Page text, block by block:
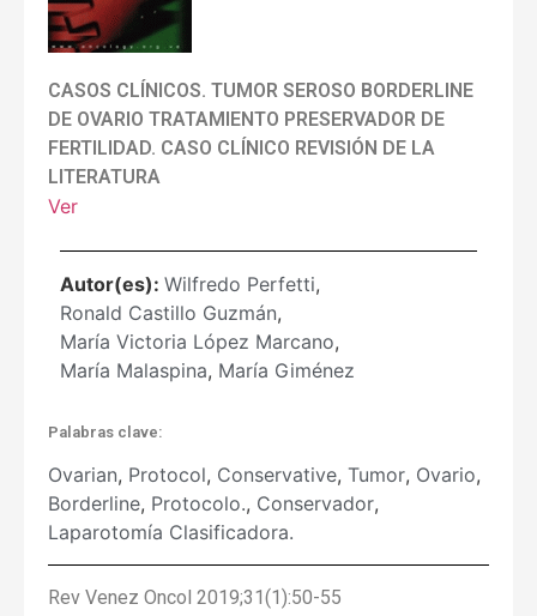
CASOS CLÍNICOS. TUMOR SEROSO BORDERLINE
DE OVARIO TRATAMIENTO PRESERVADOR DE
FERTILIDAD. CASO CLÍNICO REVISIÓN DE LA
LITERATURA
Ver
Autor(es): Wilfredo Perfetti,
Ronald Castillo Guzmán,
María Victoria López Marcano,
María Malaspina, María Giménez
Palabras clave:
Ovarian, Protocol, Conservative, Tumor, Ovario,
Borderline, Protocolo., Conservador,
Laparotomía Clasificadora.
Rev Venez Oncol 2019;31(1):50-55